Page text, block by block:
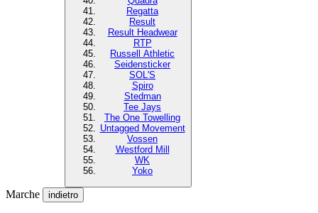
Regatta
Result
Result Headwear
RTP
Russell Athletic
Seidensticker
SOL'S
Spiro
Stedman
Tee Jays
The One Towelling
Untagged Movement
Vossen
Westford Mill
WK
Yoko
Marche indietro